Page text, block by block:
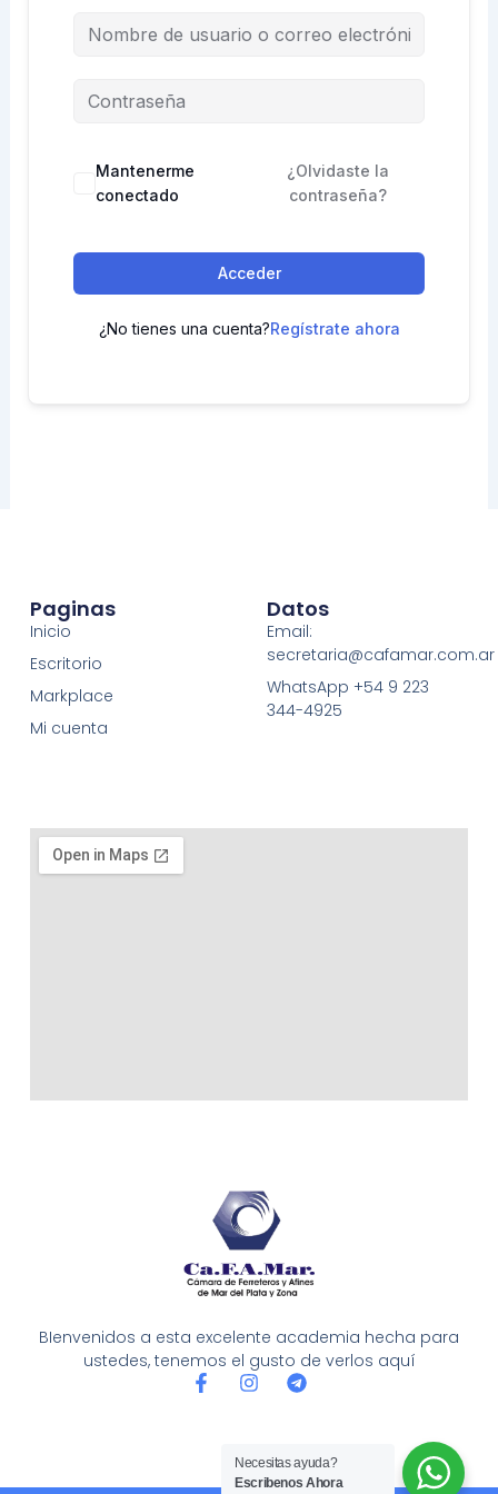
Mantenerme
conectado
¿Olvidaste la
contraseña?
Acceder
¿No tienes una cuenta?Regístrate ahora
BIenvenidos a esta excelente academia hecha para
ustedes, tenemos el gusto de verlos aquí
F
I
a
g
T
g
r
Paginas
Inicio
Escritorio
Markplace
Mi cuenta
Datos
Email:
secretaria@cafamar.com.ar
WhatsApp +54 9 223
344-4925
Necesitas ayuda?
Escribenos Ahora